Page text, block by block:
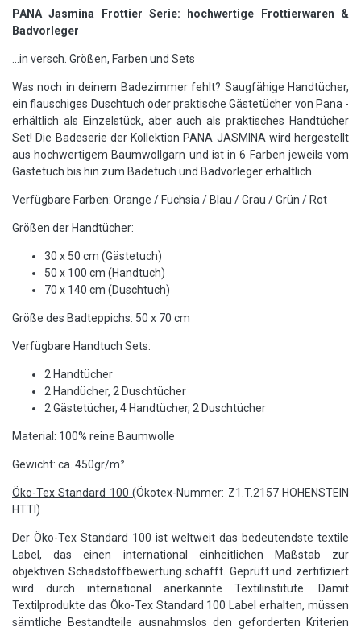
PANA Jasmina Frottier Serie: hochwertige Frottierwaren &
Badvorleger
...in versch. Größen, Farben und Sets
Was noch in deinem Badezimmer fehlt? Saugfähige Handtücher,
ein flauschiges Duschtuch oder praktische Gästetücher von Pana -
erhältlich als Einzelstück, aber auch als praktisches Handtücher
Set! Die Badeserie der Kollektion PANA JASMINA wird hergestellt
aus hochwertigem Baumwollgarn und ist in 6 Farben jeweils vom
Gästetuch bis hin zum Badetuch und Badvorleger erhältlich.
Verfügbare Farben: Orange / Fuchsia / Blau / Grau / Grün / Rot
Größen der Handtücher:
30 x 50 cm (Gästetuch)
50 x 100 cm (Handtuch)
70 x 140 cm (Duschtuch)
Größe des Badteppichs: 50 x 70 cm
Verfügbare Handtuch Sets:
2 Handtücher
2 Handücher, 2 Duschtücher
2 Gästetücher, 4 Handtücher, 2 Duschtücher
Material: 100% reine Baumwolle
Gewicht: ca. 450gr/m²
Öko-Tex Standard 100 (Ökotex-Nummer: Z1.T.2157 HOHENSTEIN
HTTI)
Der Öko-Tex Standard 100 ist weltweit das bedeutendste textile
Label, das einen international einheitlichen Maßstab zur
objektiven Schadstoffbewertung schafft. Geprüft und zertifiziert
wird durch international anerkannte Textilinstitute. Damit
Textilprodukte das Öko-Tex Standard 100 Label erhalten, müssen
sämtliche Bestandteile ausnahmslos den geforderten Kriterien